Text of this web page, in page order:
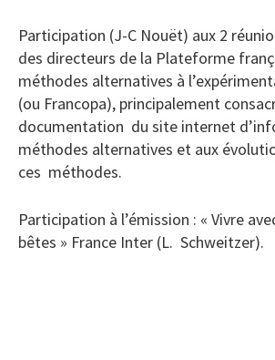
Participation (J-C Nouët) aux 2
des directeurs de la Plateforme
méthodes alternatives à
(ou Francopa), principalement
documentation du site internet
méthodes alternatives et aux
ces méthodes.
Participation à l’émission : « Vivre
bêtes » France Inter (L. Schweitzer).